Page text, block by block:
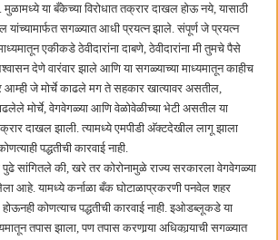
या बँकेच्या विरोधात तक्रार दाखल होऊ नये, यासाठी
यांच्यामार्फत सगळ्यात आधी प्रयत्न झाले. संपूर्ण जे प्रयत्न
एकीकडे ठेवीदारांना दाबणे, ठेवीदारांना मी तुमचे पैसे
देणे वारंवार झाले आणि या सगळ्याच्या माध्यमातून काहीच
आम्ही जे मोर्चे काढले मग ते सहकार खात्यावर असतील,
मोर्चे, वेगवेगळ्या आणि वेळोवेळीच्या भेटी असतील या
दाखल झाली. त्यामध्ये एमपीडी अ‍ॅक्टदेखील लागू झाला
पद्धतीची कारवाई नाही.
सांगितले की, खरे तर कोरोनामुळे राज्य सरकारला वेगवेगळ्या
आहे. यामध्ये कर्नाळा बँक घोटाळाप्रकरणी पनवेल शहर
कोणत्याच पद्धतीची कारवाई नाही. इओडब्लूकडे या
तपास झाला, पण तपास करणार्‍या अधिकार्‍याची सगळ्यात